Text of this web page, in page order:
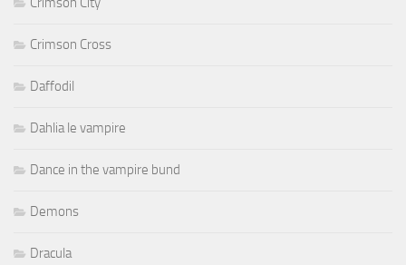
Crimson Cross
Daffodil
Dahlia le vampire
Dance in the vampire bund
Demons
Dracula